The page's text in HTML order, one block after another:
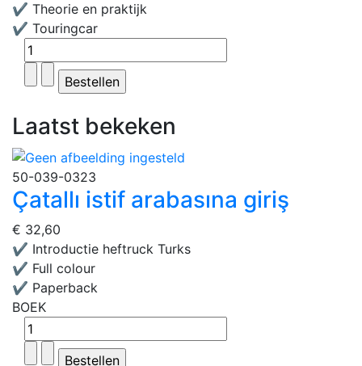
✔ Theorie en praktijk
✔ Touringcar
Laatst bekeken
50-039-0323
Çatallı istif arabasına giriş
€ 32,60
✔ Introductie heftruck Turks
✔ Full colour
✔ Paperback
BOEK